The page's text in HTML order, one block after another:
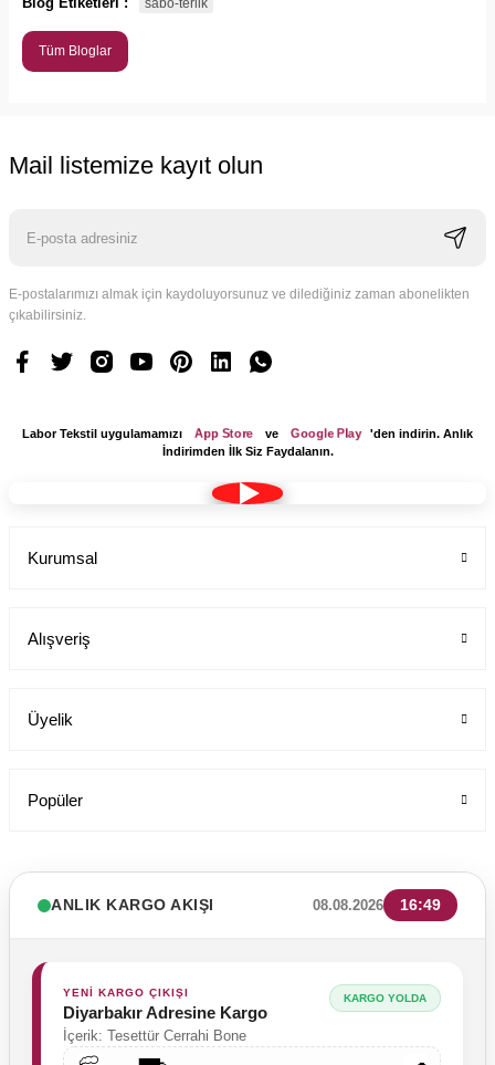
sabo-terlik
Tüm Bloglar
Mail listemize kayıt olun
E-postalarımızı almak için kaydoluyorsunuz ve dilediğiniz zaman abonelikten
çıkabilirsiniz.
Labor Tekstil uygulamamızı App Store ve Google Play
'den indirin. Anlık
İndirimden İlk Siz Faydalanın.
Kurumsal
Alışveriş
Üyelik
Popüler
ANLIK KARGO AKIŞI 08.08.2026 16:49
YENİ KARGO ÇIKIŞI
Diyarbakır Adresine Kargo
İçerik: Tesettür Cerrahi Bone
KARGO YOLDA